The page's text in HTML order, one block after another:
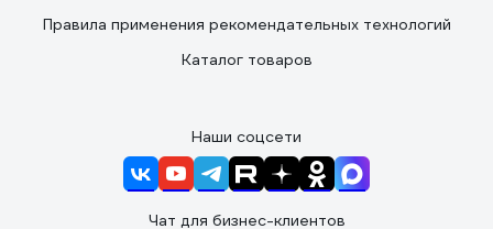
Правила применения рекомендательных технологий
Каталог товаров
Наши соцсети
Чат для бизнес-клиентов